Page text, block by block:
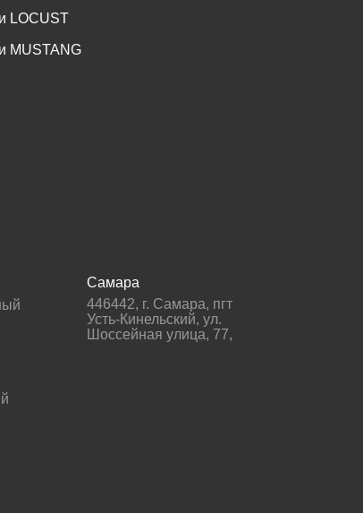
LOCUST
MUSTANG
Самара
446442, г. Самара, пгт
Усть-Кинельский, ул.
Шоссейная улица, 77,